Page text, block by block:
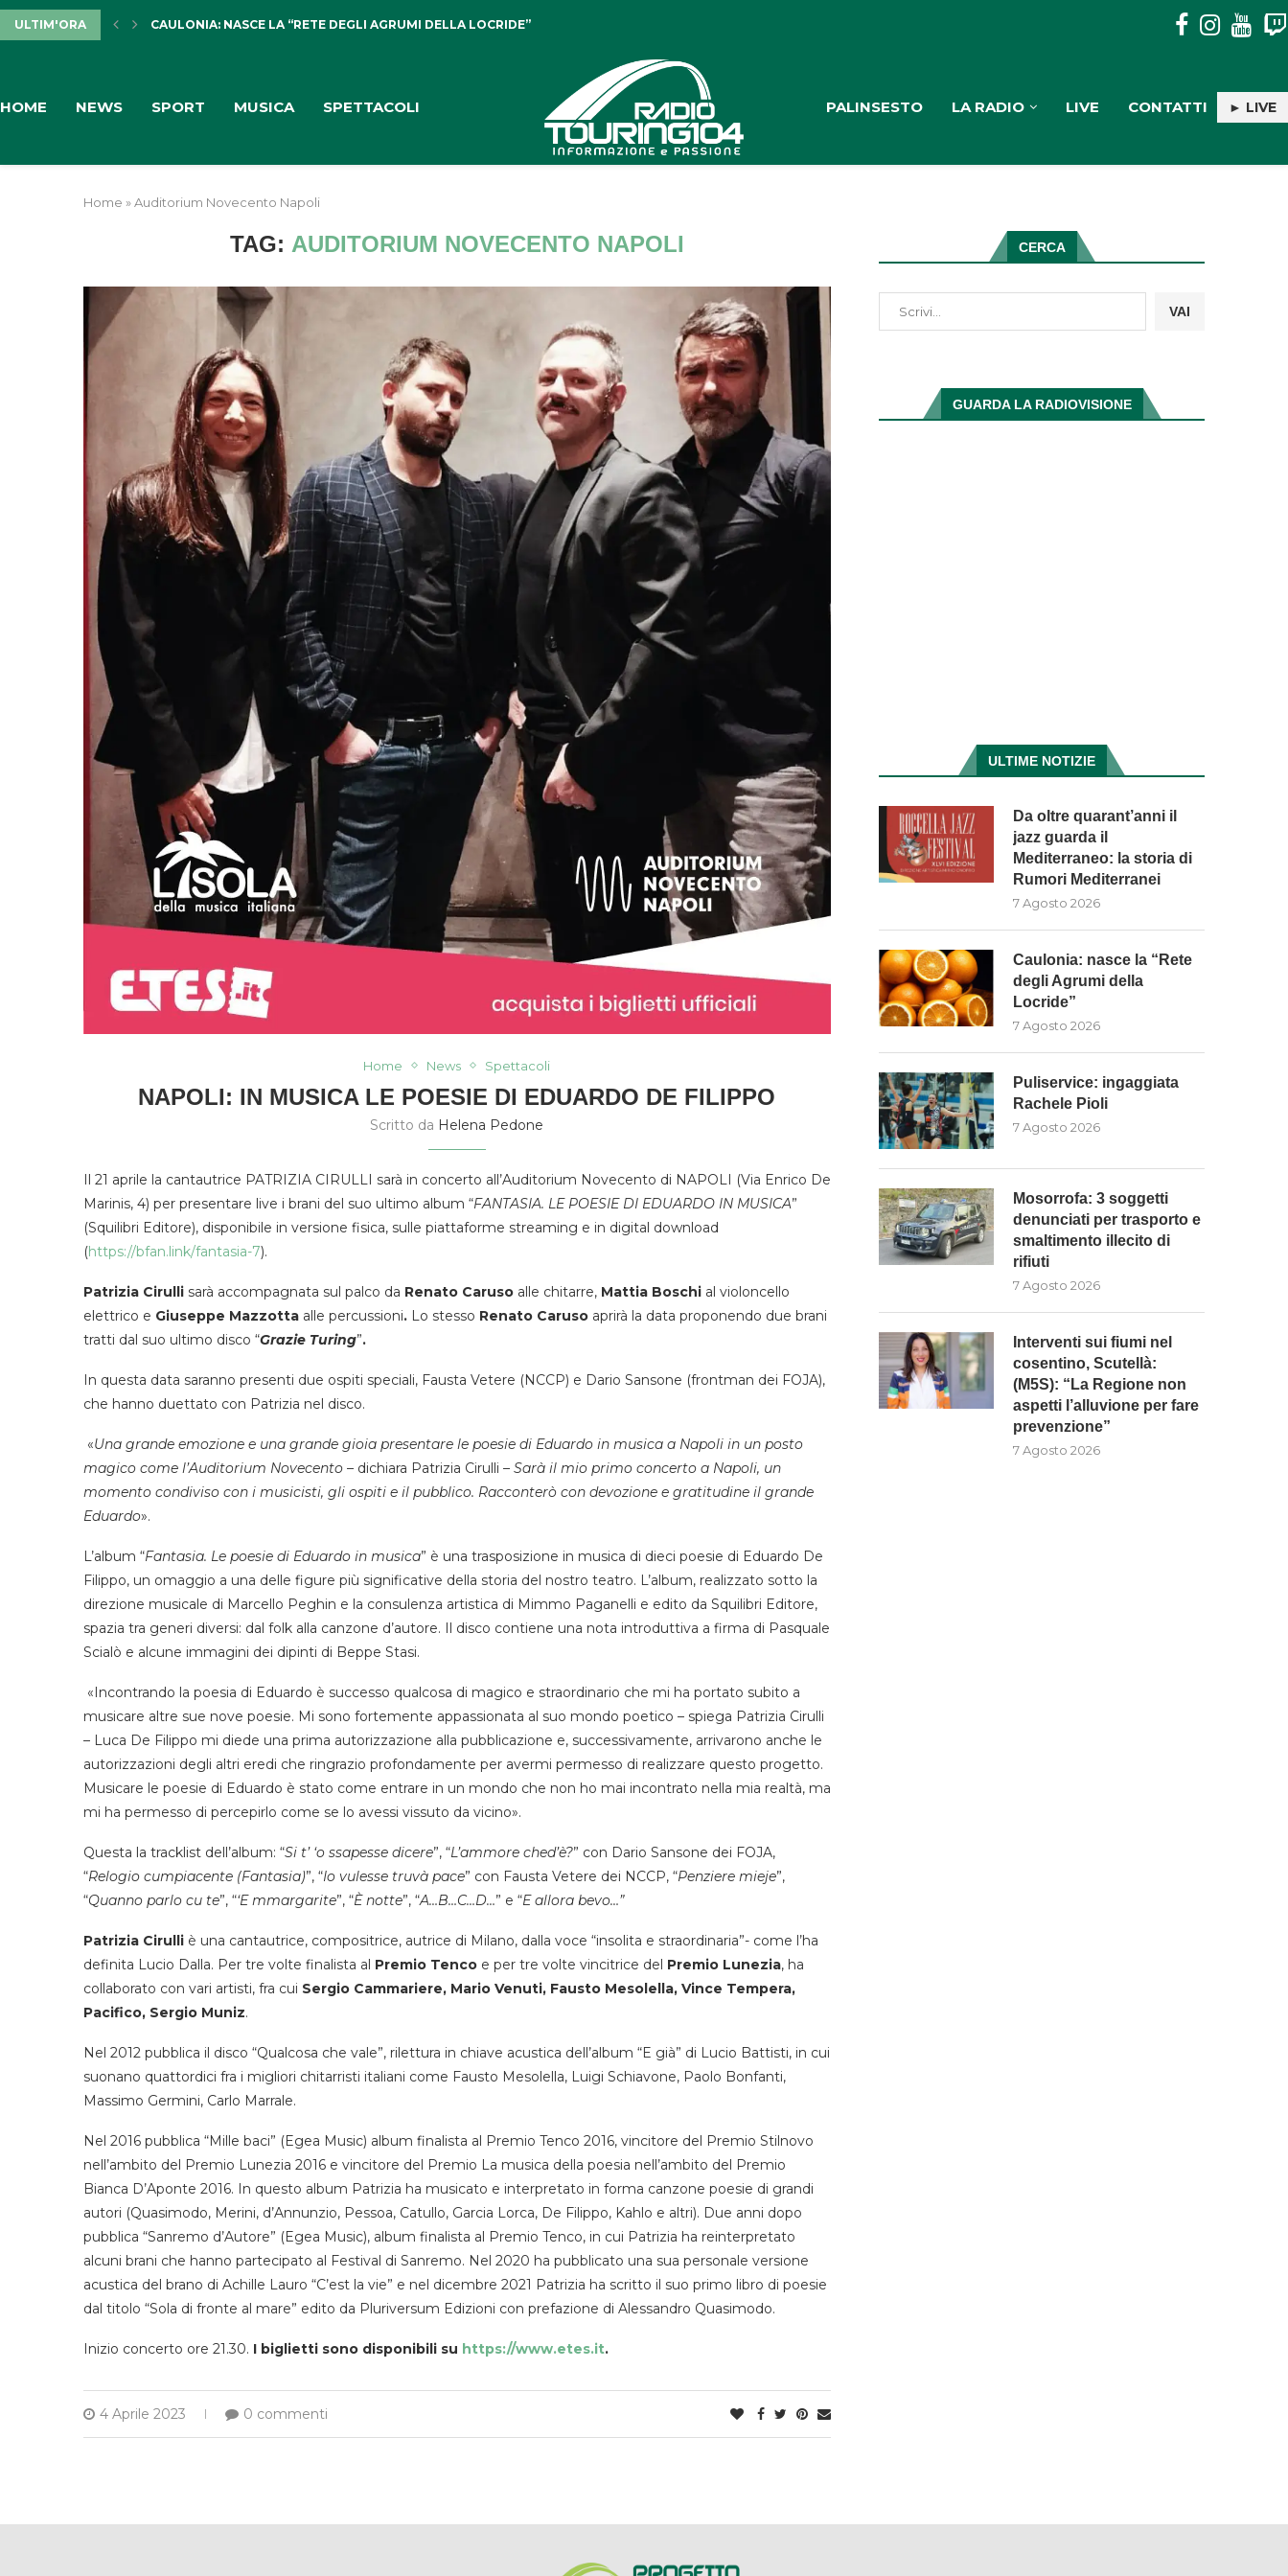
ULTIM'ORA CAULONIA: NASCE LA “RETE DEGLI AGRUMI DELLA LOCRIDE” PULISERVICE: INGAGGIATA RACHELE PIOLI
HOME NEWS SPORT MUSICA SPETTACOLI PALINSESTO LA RADIO LIVE CONTATTI ► LIVE
Home »Auditorium Novecento Napoli
TAG: AUDITORIUM NOVECENTO NAPOLI
Home News Spettacoli
NAPOLI: IN MUSICA LE POESIE DI EDUARDO DE FILIPPO
Scritto da Helena Pedone
Il 21 aprile la cantautrice PATRIZIA CIRULLI sarà in concerto all’Auditorium Novecento di NAPOLI (Via Enrico De
Marinis, 4) per presentare live i brani del suo ultimo album “FANTASIA. LE POESIE DI EDUARDO IN MUSICA”
(Squilibri Editore), disponibile in versione fisica, sulle piattaforme streaming e in digital download
(https://bfan.link/fantasia-7).
Patrizia Cirulli sarà accompagnata sul palco da Renato Caruso alle chitarre, Mattia Boschi al violoncello
elettrico e Giuseppe Mazzotta alle percussioni. Lo stesso Renato Caruso aprirà la data proponendo due brani
tratti dal suo ultimo disco “Grazie Turing”.
In questa data saranno presenti due ospiti speciali, Fausta Vetere (NCCP) e Dario Sansone (frontman dei FOJA),
che hanno duettato con Patrizia nel disco.
«Una grande emozione e una grande gioia presentare le poesie di Eduardo in musica a Napoli in un posto
magico come l’Auditorium Novecento – dichiara Patrizia Cirulli – Sarà il mio primo concerto a Napoli, un
momento condiviso con i musicisti, gli ospiti e il pubblico. Racconterò con devozione e gratitudine il grande
Eduardo».
L’album “Fantasia. Le poesie di Eduardo in musica” è una trasposizione in musica di dieci poesie di Eduardo De
Filippo, un omaggio a una delle figure più significative della storia del nostro teatro. L’album, realizzato sotto la
direzione musicale di Marcello Peghin e la consulenza artistica di Mimmo Paganelli e edito da Squilibri Editore,
spazia tra generi diversi: dal folk alla canzone d’autore. Il disco contiene una nota introduttiva a firma di Pasquale
Scialò e alcune immagini dei dipinti di Beppe Stasi.
«Incontrando la poesia di Eduardo è successo qualcosa di magico e straordinario che mi ha portato subito a
musicare altre sue nove poesie. Mi sono fortemente appassionata al suo mondo poetico – spiega Patrizia Cirulli
– Luca De Filippo mi diede una prima autorizzazione alla pubblicazione e, successivamente, arrivarono anche le
autorizzazioni degli altri eredi che ringrazio profondamente per avermi permesso di realizzare questo progetto.
Musicare le poesie di Eduardo è stato come entrare in un mondo che non ho mai incontrato nella mia realtà, ma
mi ha permesso di percepirlo come se lo avessi vissuto da vicino».
Questa la tracklist dell’album: “Si t’ ‘o ssapesse dicere”, “L’ammore ched’è?” con Dario Sansone dei FOJA,
“Relogio cumpiacente (Fantasia)”, “Io vulesse truvà pace” con Fausta Vetere dei NCCP, “Penziere mieje”,
“Quanno parlo cu te”, “‘E mmargarite”, “È notte”, “A…B…C…D…” e “E allora bevo…”
Patrizia Cirulli è una cantautrice, compositrice, autrice di Milano, dalla voce “insolita e straordinaria”- come l’ha
definita Lucio Dalla. Per tre volte finalista al Premio Tenco e per tre volte vincitrice del Premio Lunezia, ha
collaborato con vari artisti, fra cui Sergio Cammariere, Mario Venuti, Fausto Mesolella, Vince Tempera,
Pacifico, Sergio Muniz.
Nel 2012 pubblica il disco “Qualcosa che vale”, rilettura in chiave acustica dell’album “E già” di Lucio Battisti, in cui
suonano quattordici fra i migliori chitarristi italiani come Fausto Mesolella, Luigi Schiavone, Paolo Bonfanti,
Massimo Germini, Carlo Marrale.
Nel 2016 pubblica “Mille baci” (Egea Music) album finalista al Premio Tenco 2016, vincitore del Premio Stilnovo
nell’ambito del Premio Lunezia 2016 e vincitore del Premio La musica della poesia nell’ambito del Premio
Bianca D’Aponte 2016. In questo album Patrizia ha musicato e interpretato in forma canzone poesie di grandi
autori (Quasimodo, Merini, d’Annunzio, Pessoa, Catullo, Garcia Lorca, De Filippo, Kahlo e altri). Due anni dopo
pubblica “Sanremo d’Autore” (Egea Music), album finalista al Premio Tenco, in cui Patrizia ha reinterpretato
alcuni brani che hanno partecipato al Festival di Sanremo. Nel 2020 ha pubblicato una sua personale versione
acustica del brano di Achille Lauro “C’est la vie” e nel dicembre 2021 Patrizia ha scritto il suo primo libro di poesie
dal titolo “Sola di fronte al mare” edito da Pluriversum Edizioni con prefazione di Alessandro Quasimodo.
Inizio concerto ore 21.30. I biglietti sono disponibili su https://www.etes.it.
4 Aprile 2023 0 commenti
CERCA
VAI
GUARDA LA RADIOVISIONE
ULTIME NOTIZIE
Da oltre quarant’anni il
jazz guarda il
Mediterraneo: la storia di
Rumori Mediterranei
7 Agosto 2026
Caulonia: nasce la “Rete
degli Agrumi della
Locride”
7 Agosto 2026
Puliservice: ingaggiata
Rachele Pioli
7 Agosto 2026
Mosorrofa: 3 soggetti
denunciati per trasporto e
smaltimento illecito di
rifiuti
7 Agosto 2026
Interventi sui fiumi nel
cosentino, Scutellà:
(M5S): “La Regione non
aspetti l’alluvione per fare
prevenzione”
7 Agosto 2026